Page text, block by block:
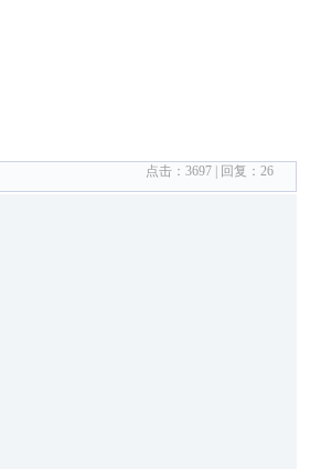
点击： 3697 | 回复： 26